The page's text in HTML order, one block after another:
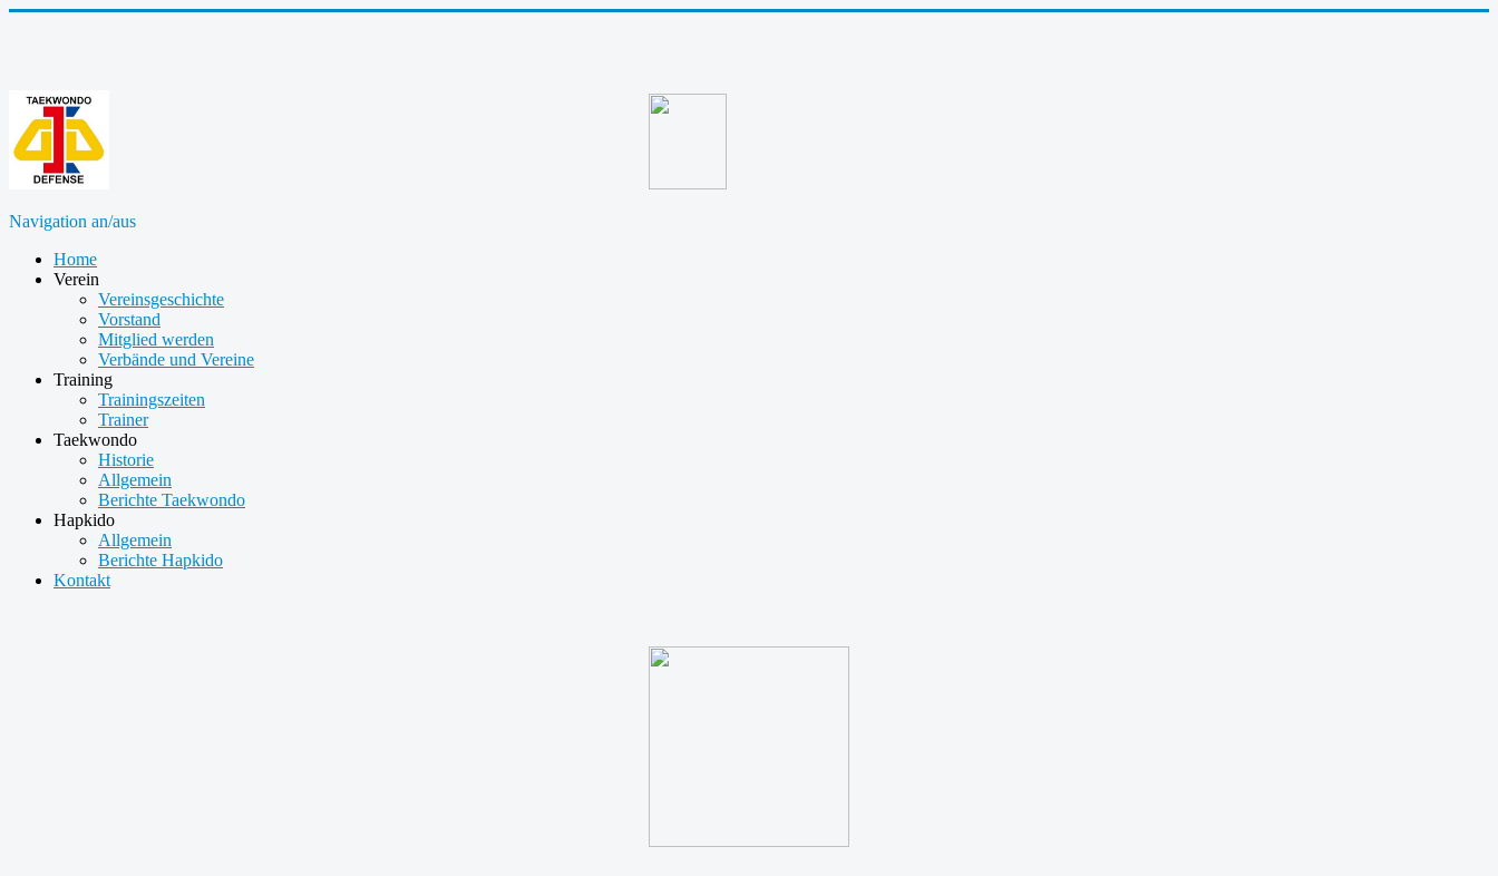
Navigation an/aus
Home
Verein
Vereinsgeschichte
Vorstand
Mitglied werden
Verbände und Vereine
Training
Trainingszeiten
Trainer
Taekwondo
Historie
Allgemein
Berichte Taekwondo
Hapkido
Allgemein
Berichte Hapkido
Kontakt